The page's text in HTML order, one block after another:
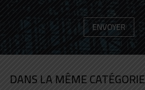
DANS LA MÊME CATÉGORIE